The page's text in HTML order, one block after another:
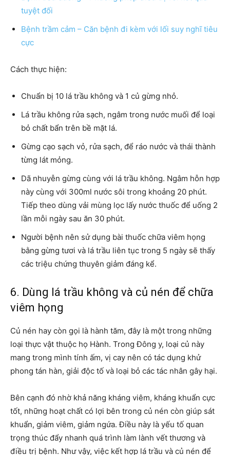
tuyệt đối
Bệnh trầm cảm – Căn bệnh đi kèm với lối suy nghĩ tiêu
cực
Cách thực hiện:
Chuẩn bị 10 lá trầu không và 1 củ gừng nhỏ.
Lá trầu không rửa sạch, ngâm trong nước muối để loại
bỏ chất bẩn trên bề mặt lá.
Gừng cạo sạch vỏ, rửa sạch, để ráo nước và thái thành
từng lát mỏng.
Dã nhuyễn gừng cùng với lá trầu không. Ngâm hỗn hợp
này cùng với 300ml nước sôi trong khoảng 20 phút.
Tiếp theo dùng vải mùng lọc lấy nước thuốc để uống 2
lần mỗi ngày sau ăn 30 phút.
Người bệnh nên sử dụng bài thuốc chữa viêm họng
bằng gừng tươi và lá trầu liên tục trong 5 ngày sẽ thấy
các triệu chứng thuyên giảm đáng kể.
6. Dùng lá trầu không và củ nén để chữa
viêm họng
Củ nén hay còn gọi là hành tăm, đây là một trong những
loại thực vật thuộc họ Hành. Trong Đông y, loại củ này
mang trong mình tính ấm, vị cay nên có tác dụng khử
phong tán hàn, giải độc tố và loại bỏ các tác nhân gây hại.
Bên cạnh đó nhờ khả năng kháng viêm, kháng khuẩn cực
tốt, những hoạt chất có lợi bên trong củ nén còn giúp sát
khuẩn, giảm viêm, giảm ngứa. Điều này là yếu tố quan
trọng thúc đẩy nhanh quá trình làm lành vết thương và
điều trị bệnh. Như vậy, việc kết hợp lá trầu và củ nén để